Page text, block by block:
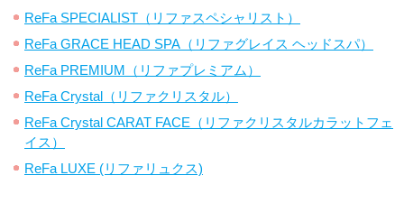
ReFa SPECIALIST（リファスペシャリスト）
ReFa GRACE HEAD SPA（リファグレイス ヘッドスパ）
ReFa PREMIUM（リファプレミアム）
ReFa Crystal（リファクリスタル）
ReFa Crystal CARAT FACE（リファクリスタルカラットフェ
イス）
ReFa LUXE (リファリュクス)